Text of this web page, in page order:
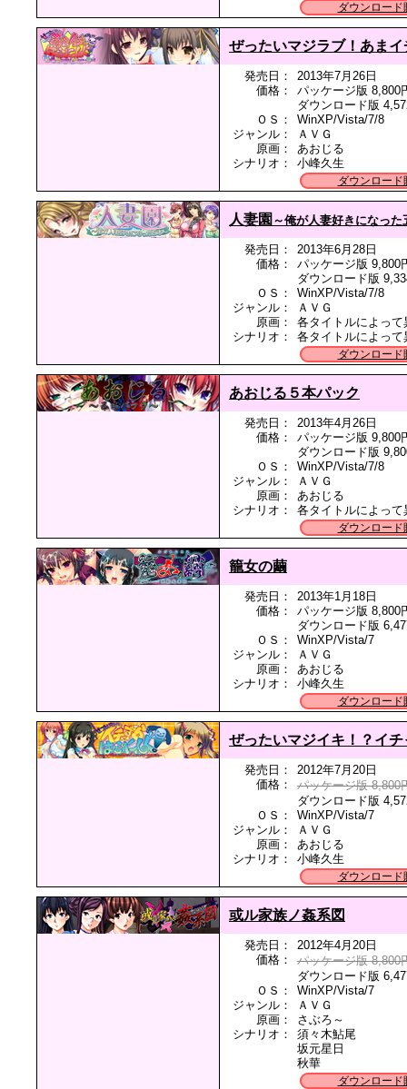
ダウンロード
ぜったいマジラブ！あま
発売日：
2013年7月26日
価格：
パッケージ版 8,800
ダウンロード版
ＯＳ：
WinXP/Vista/7/8
ジャンル：
ＡＶＧ
原画：
あおじる
シナリオ：
小峰久生
ダウンロード
人妻園 ～俺が人妻好きになった
発売日：
2013年6月28日
価格：
パッケージ版 9,800
ダウンロード版
ＯＳ：
WinXP/Vista/7/8
ジャンル：
ＡＶＧ
原画：
各タイトルによって
シナリオ：
各タイトルによって
ダウンロード
あおじる５本パック
発売日：
2013年4月26日
価格：
パッケージ版 9,800
ダウンロード版
ＯＳ：
WinXP/Vista/7/8
ジャンル：
ＡＶＧ
原画：
あおじる
シナリオ：
各タイトルによって
ダウンロード
籠女の繭
発売日：
2013年1月18日
価格：
パッケージ版 8,800
ダウンロード版
ＯＳ：
WinXP/Vista/7
ジャンル：
ＡＶＧ
原画：
あおじる
シナリオ：
小峰久生
ダウンロード
ぜったいマジイキ！？イ
発売日：
2012年7月20日
価格：
パッケージ版 8,800
ダウンロード版
ＯＳ：
WinXP/Vista/7
ジャンル：
ＡＶＧ
原画：
あおじる
シナリオ：
小峰久生
ダウンロード
或ル家族ノ姦系図
発売日：
2012年4月20日
価格：
パッケージ版 8,800
ダウンロード版
ＯＳ：
WinXP/Vista/7
ジャンル：
ＡＶＧ
原画：
さぶろ～
シナリオ：
須々木鮎尾
坂元星日
秋華
ダウンロード